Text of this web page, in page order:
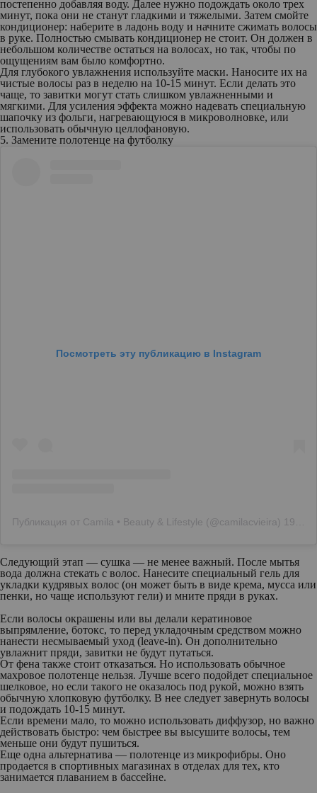
постепенно добавляя воду. Далее нужно подождать около трех
минут, пока они не станут гладкими и тяжелыми. Затем смойте
кондиционер: наберите в ладонь воду и начните сжимать волосы
в руке. Полностью смывать кондиционер не стоит. Он должен в
небольшом количестве остаться на волосах, но так, чтобы по
ощущениям вам было комфортно.
Для глубокого увлажнения используйте маски. Наносите их на
чистые волосы раз в неделю на 10-15 минут. Если делать это
чаще, то завитки могут стать слишком увлажненными и
мягкими. Для усиления эффекта можно надевать специальную
шапочку из фольги, нагревающуюся в микроволновке, или
использовать обычную целлофановую.
5. Замените полотенце на футболку
Посмотреть эту публикацию в Instagram
Публикация от Camila • Beauty & Lifestyle (@camilacvieira) 19 Мар 2020 в 3:07 PDT
Следующий этап — сушка — не менее важный. После мытья
вода должна стекать с волос. Нанесите специальный гель для
укладки кудрявых волос (он может быть в виде крема, мусса или
пенки, но чаще используют гели) и мните пряди в руках.
Если волосы окрашены или вы делали кератиновое
выпрямление, ботокс, то перед укладочным средством можно
нанести несмываемый уход (leave-in). Он дополнительно
увлажнит пряди, завитки не будут путаться.
От фена также стоит отказаться. Но использовать обычное
махровое полотенце нельзя. Лучше всего подойдет специальное
шелковое, но если такого не оказалось под рукой, можно взять
обычную хлопковую футболку. В нее следует завернуть волосы
и подождать 10-15 минут.
Если времени мало, то можно использовать диффузор, но важно
действовать быстро: чем быстрее вы высушите волосы, тем
меньше они будут пушиться.
Еще одна альтернатива — полотенце из микрофибры. Оно
продается в спортивных магазинах в отделах для тех, кто
занимается плаванием в бассейне.